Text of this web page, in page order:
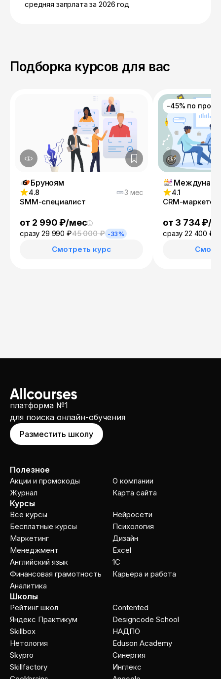
средняя запрлата за 2026 год
Подборка курсов для вас
Бруноям
4.8 3 мес
SMM-специалист
от 2 990 ₽/мес
сразу 29 990 ₽45 000 ₽ -33%
Смотреть курс
-45% по
4.1
CRM-
от 3 734 ₽/
сразу 22 400 ₽
платформа №1
для поиска онлайн-обучения
Разместить школу
Полезное
Акции и промокоды
Журнал
О компании
Карта сайта
Курсы
Все курсы
Бесплатные курсы
Маркетинг
Менеджмент
Английский язык
Финансовая грамотность
Аналитика
Нейросети
Психология
Дизайн
Excel
1C
Карьера и работа
Школы
Рейтинг школ
Яндекс Практикум
Skillbox
Нетология
Skypro
Skillfactory
Contented
Designcode School
НАДПО
Eduson Academy
Cинергия
Инглекс